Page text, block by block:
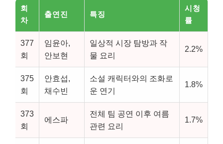
회
차
출연진 특징
시청
률
377
회
임윤아,
안보현
일상적 시장 탐방과 작
물 요리
2.2%
375
회
안효섭,
채수빈
소설 캐릭터와의 조화로
운 연기
1.8%
373
회
에스파
전체 팀 공연 이후 여름
관련 요리
1.7%